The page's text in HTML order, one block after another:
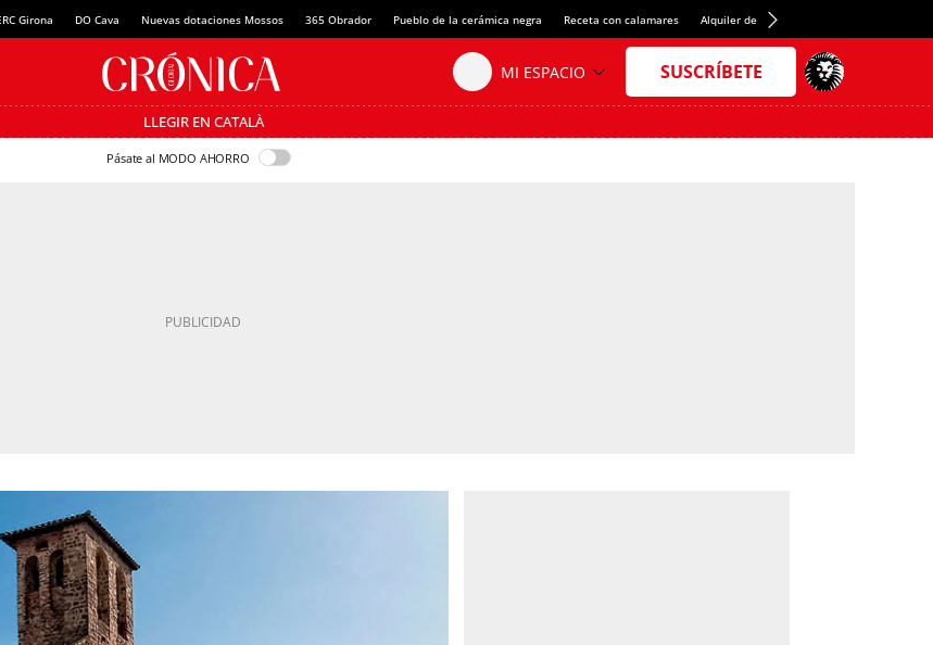
Girona DO Cava Nuevas dotaciones Mossos 365 Obrador Pueblo de la cerámica negra Receta con calamares Alquiler de habitaciones en España
LLEGIR EN CATALÀ
Pásate al MODO AHORRO